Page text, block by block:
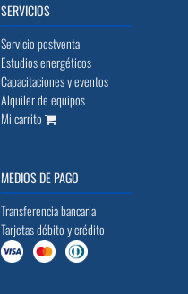
SERVICIOS
Servicio postventa
Estudios energéticos
Capacitaciones y eventos
Alquiler de equipos
Mi carrito
MEDIOS DE PAGO
Transferencia bancaria
Tarjetas débito y crédito